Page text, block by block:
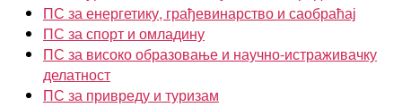
ПС за енергетику, грађевинарство и саобраћај
ПС за спорт и омладину
ПС за високо образовање и научно-истраживачку
делатност
ПС за привреду и туризам